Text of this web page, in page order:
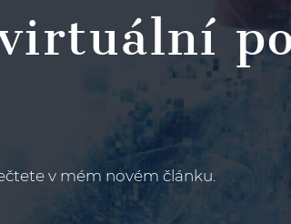
v mém novém článku.